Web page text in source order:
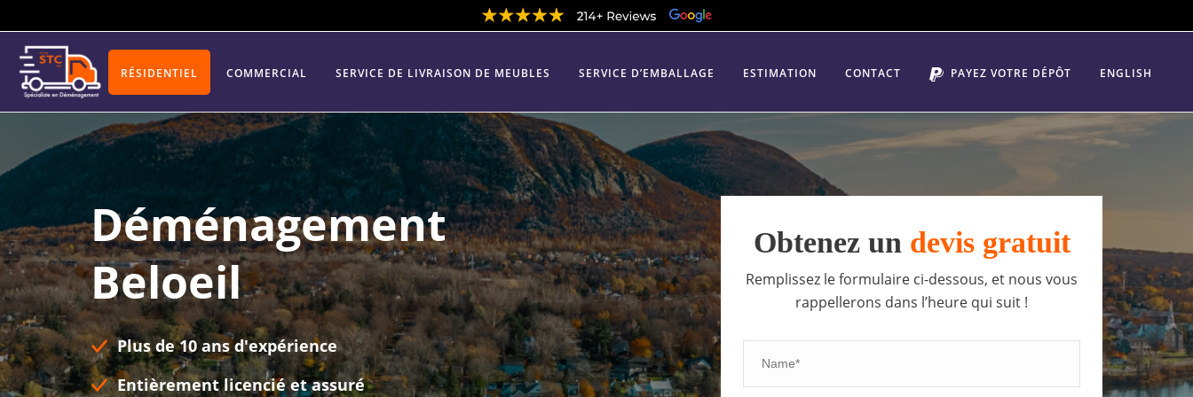
RÉSIDENTIEL COMMERCIAL SERVICE DE LIVRAISON DE MEUBLES SERVICE D’EMBALLAGE ESTIMATION CONTACT PAYEZ VOTRE DÉPÔT ENGLISH
Déménagement
Beloeil
Plus de 10 ans d'expérience
Entièrement licencié et assuré
Obtenez un devis gratuit
Remplissez le formulaire ci-dessous, et nous vous
rappellerons dans l’heure qui suit !